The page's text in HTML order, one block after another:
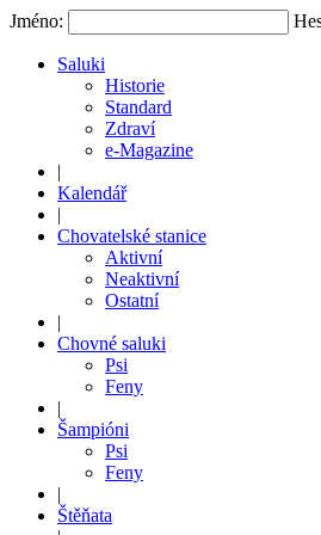
Jméno:
Saluki
Historie
Standard
Zdraví
e-Magazine
|
Kalendář
|
Chovatelské stanice
Aktivní
Neaktivní
Ostatní
|
Chovné saluki
Psi
Feny
|
Šampióni
Psi
Feny
|
Štěňata